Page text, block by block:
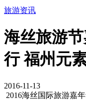
旅游资讯
海丝旅游
行 福州元
2016-11-13
2016海丝国际旅游嘉